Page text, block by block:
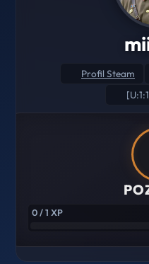
Profil Steam
0 / 1 XP